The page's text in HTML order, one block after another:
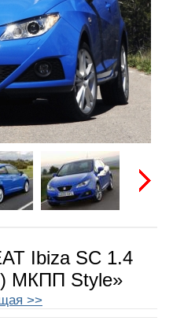
Ibiza SC 1.4
МКПП Style»
>>